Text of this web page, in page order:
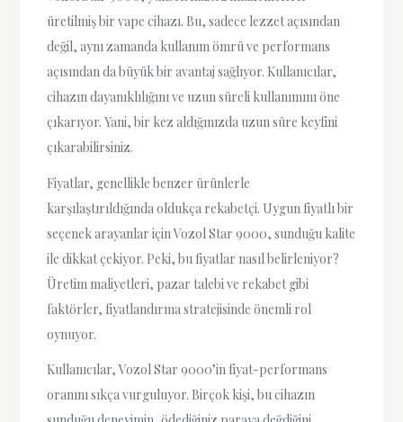
üretilmiş bir vape cihazı. Bu, sadece lezzet açısından
değil, aynı zamanda kullanım ömrü ve performans
açısından da büyük bir avantaj sağlıyor. Kullanıcılar,
cihazın dayanıklılığını ve uzun süreli kullanımını öne
çıkarıyor. Yani, bir kez aldığınızda uzun süre keyfini
çıkarabilirsiniz.
Fiyatlar, genellikle benzer ürünlerle
karşılaştırıldığında oldukça rekabetçi. Uygun fiyatlı bir
seçenek arayanlar için Vozol Star 9000, sunduğu kalite
ile dikkat çekiyor. Peki, bu fiyatlar nasıl belirleniyor?
Üretim maliyetleri, pazar talebi ve rekabet gibi
faktörler, fiyatlandırma stratejisinde önemli rol
oynuyor.
Kullanıcılar, Vozol Star 9000’in fiyat-performans
oranını sıkça vurguluyor. Birçok kişi, bu cihazın